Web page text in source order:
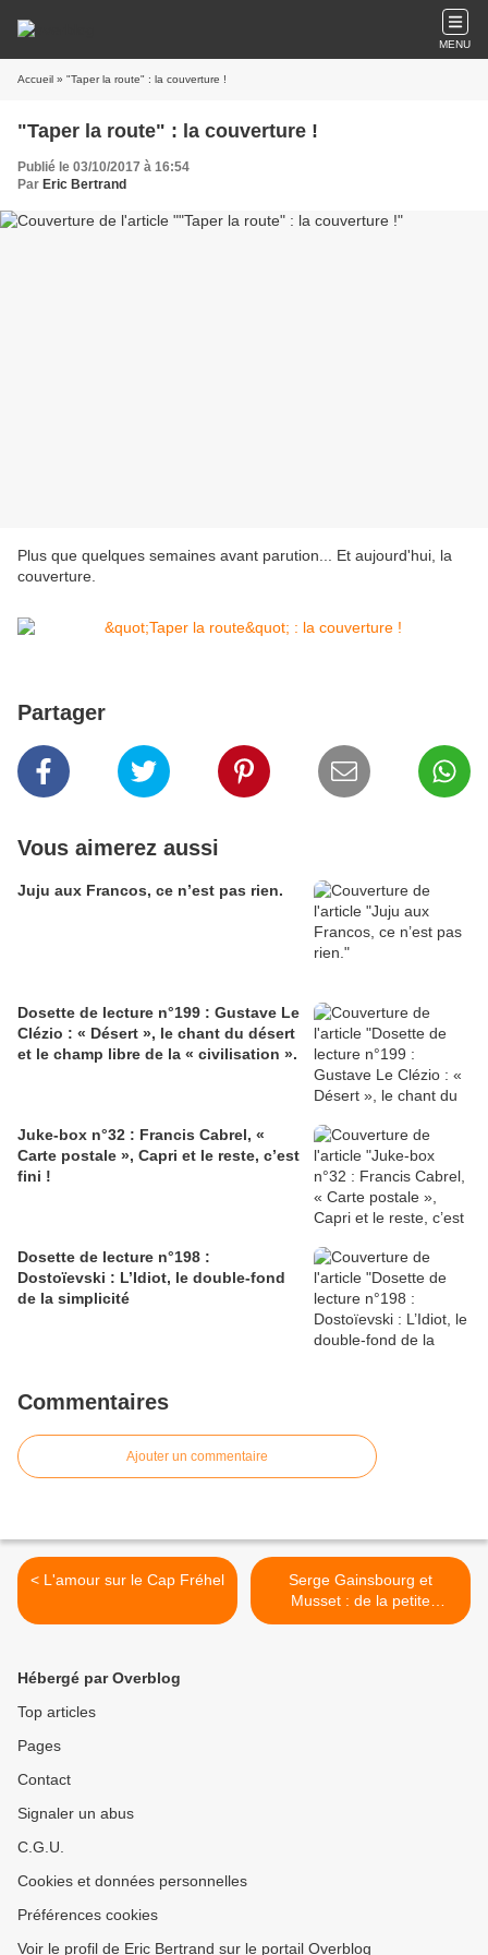
MENU
Accueil » "Taper la route" : la couverture !
"Taper la route" : la couverture !
Publié le 03/10/2017 à 16:54
Par Eric Bertrand
Plus que quelques semaines avant parution... Et aujourd'hui, la
couverture.
Partager
Vous aimerez aussi
Juju aux Francos, ce n’est pas rien.
Dosette de lecture n°199 : Gustave Le
Clézio : « Désert », le chant du désert
et le champ libre de la « civilisation ».
Juke-box n°32 : Francis Cabrel, «
Carte postale », Capri et le reste, c’est
fini !
Dosette de lecture n°198 :
Dostoïevski : L’Idiot, le double-fond
de la simplicité
Commentaires
Ajouter un commentaire
< L'amour sur le Cap Fréhel
Serge Gainsbourg et
Musset : de la petite
fontaine à la nuit d’octobre
Hébergé par Overblog
Top articles
Pages
Contact
Signaler un abus
C.G.U.
Cookies et données personnelles
Préférences cookies
Voir le profil de Eric Bertrand sur le portail Overblog